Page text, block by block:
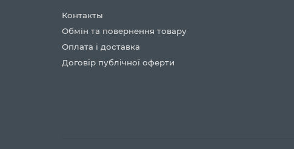
Контакты
Обмін та повернення товару
Оплата і доставка
Договір публічної оферти